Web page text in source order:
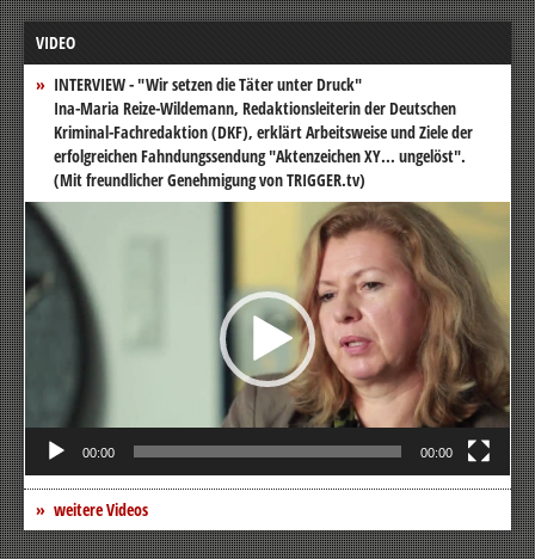
VIDEO
INTERVIEW - "Wir setzen die Täter unter Druck"
Ina-Maria Reize-Wildemann, Redaktionsleiterin der Deutschen
Kriminal-Fachredaktion (DKF), erklärt Arbeitsweise und Ziele der
erfolgreichen Fahndungssendung "Aktenzeichen XY... ungelöst".
(Mit freundlicher Genehmigung von TRIGGER.tv)
Video-
Player
00:00 00:00
weitere Videos